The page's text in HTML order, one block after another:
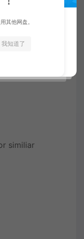
similiar
其他网盘。
我知道了